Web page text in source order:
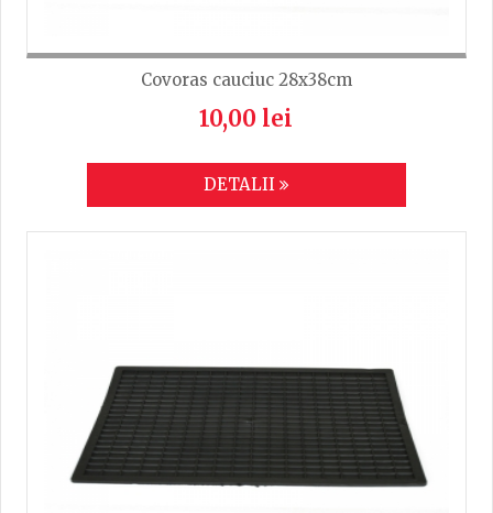
Covoras cauciuc 28x38cm
10,00 lei
DETALII